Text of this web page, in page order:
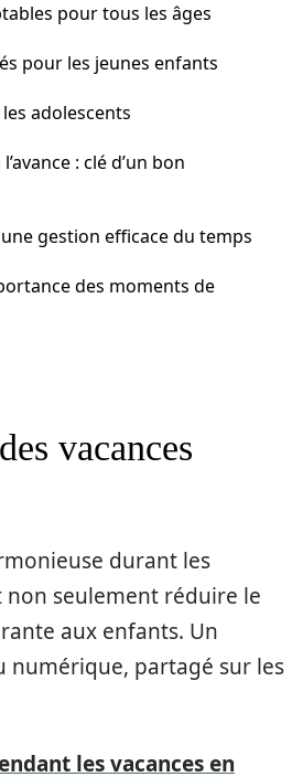
pour tous les âges
pour les jeunes enfants
adolescents
: clé d’un bon
gestion efficace du temps
des moments de
vacances
durant les
non seulement réduire le
aux enfants. Un
numérique, partagé sur les
les vacances en